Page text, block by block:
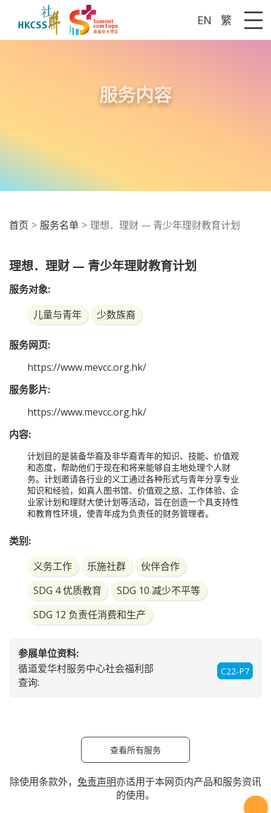
EN 繁
服务内容
首页 服务名单 理想．理财 — 青少年理财教育计划
理想．理财 — 青少年理财教育计划
服务对象:
儿童与青年
少数族裔
服务网页:
https://www.mevcc.org.hk/
服务影片:
https://www.mevcc.org.hk/
内容:
计划目的是装备华裔及非华裔青年的知识、技能、价值观
和态度，帮助他们于现在和将来能够自主地处理个人财
务。计划邀请各行业的义工通过各种形式与青年分享专业
知识和经验，如真人图书馆、价值观之旅、工作体验、企
乐施社群
伙伴合作
SDG 4 优质教育
SDG 10 减少不平等